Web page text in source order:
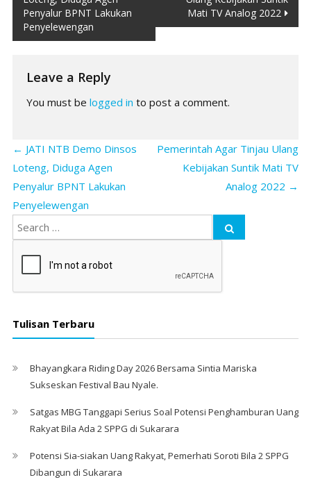
navigation
Penyalur BPNT Lakukan
Penyelewengan
Mati TV Analog 2022
Leave a Reply
You must be logged in to post a comment.
← JATI NTB Demo Dinsos
Loteng, Diduga Agen
Penyalur BPNT Lakukan
Penyelewengan
Pemerintah Agar Tinjau Ulang
Kebijakan Suntik Mati TV
Analog 2022 →
Tulisan Terbaru
Bhayangkara Riding Day 2026 Bersama Sintia Mariska
Sukseskan Festival Bau Nyale. ‎
Satgas MBG Tanggapi Serius Soal Potensi Penghamburan Uang
Rakyat Bila Ada 2 SPPG di Sukarara
Potensi Sia-siakan Uang Rakyat, Pemerhati Soroti Bila 2 SPPG
Dibangun di Sukarara